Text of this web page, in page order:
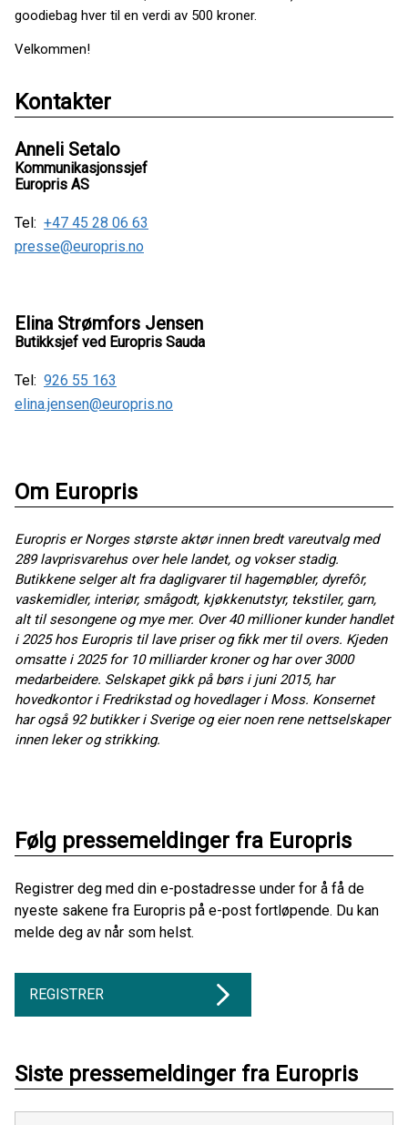
goodiebag hver til en verdi av 500 kroner.
Velkommen!
Kontakter
Anneli Setalo
Kommunikasjonssjef
Europris AS
Tel: +47 45 28 06 63
presse@europris.no
Elina Strømfors Jensen
Butikksjef ved Europris Sauda
Tel: 926 55 163
elina.jensen@europris.no
Om Europris
Europris er Norges største aktør innen bredt vareutvalg med
289 lavprisvarehus over hele landet, og vokser stadig.
Butikkene selger alt fra dagligvarer til hagemøbler, dyrefôr,
vaskemidler, interiør, smågodt, kjøkkenutstyr, tekstiler, garn,
alt til sesongene og mye mer. Over 40 millioner kunder handlet
i 2025 hos Europris til lave priser og fikk mer til overs. Kjeden
omsatte i 2025 for 10 milliarder kroner og har over 3000
medarbeidere. Selskapet gikk på børs i juni 2015, har
hovedkontor i Fredrikstad og hovedlager i Moss. Konsernet
har også 92 butikker i Sverige og eier noen rene nettselskaper
innen leker og strikking.
Følg pressemeldinger fra Europris
Registrer deg med din e-postadresse under for å få de
nyeste sakene fra Europris på e-post fortløpende. Du kan
melde deg av når som helst.
REGISTRER
Siste pressemeldinger fra Europris